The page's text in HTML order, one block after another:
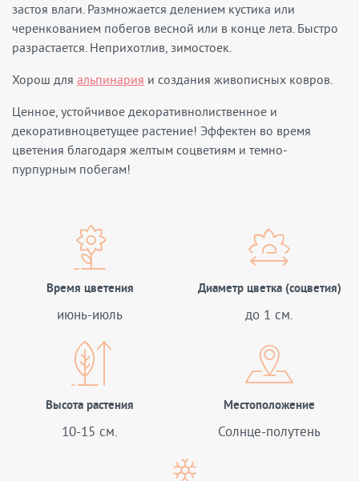
застоя влаги. Размножается делением кустика или
черенкованием побегов весной или в конце лета. Быстро
разрастается. Неприхотлив, зимостоек.
Хорош для альпинария и создания живописных ковров.
Ценное, устойчивое декоративнолиственное и
декоративноцветущее растение! Эффектен во время
цветения благодаря желтым соцветиям и темно-
пурпурным побегам!
Время цветения
июнь-июль
Диаметр цветка (соцветия)
до 1 см.
Высота растения
10-15 см.
Местоположение
Солнце-полутень